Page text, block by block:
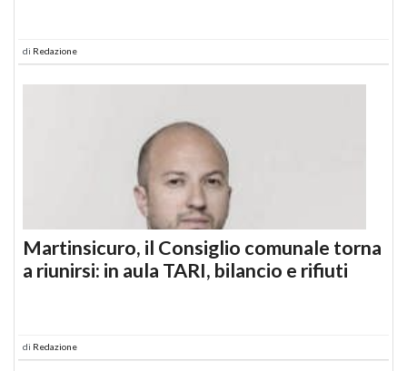
di Redazione
Martinsicuro, il Consiglio comunale torna
a riunirsi: in aula TARI, bilancio e rifiuti
di Redazione